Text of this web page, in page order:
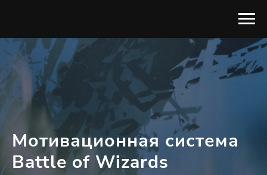
Мотивационная система
Battle of Wizards